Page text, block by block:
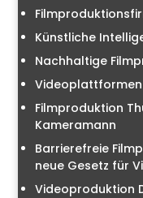
Künstliche
Nachhaltige
Videoplattformen
Filmproduktion
Kameramann
Barrierefreie
neue Gesetz für
Videoproduktion